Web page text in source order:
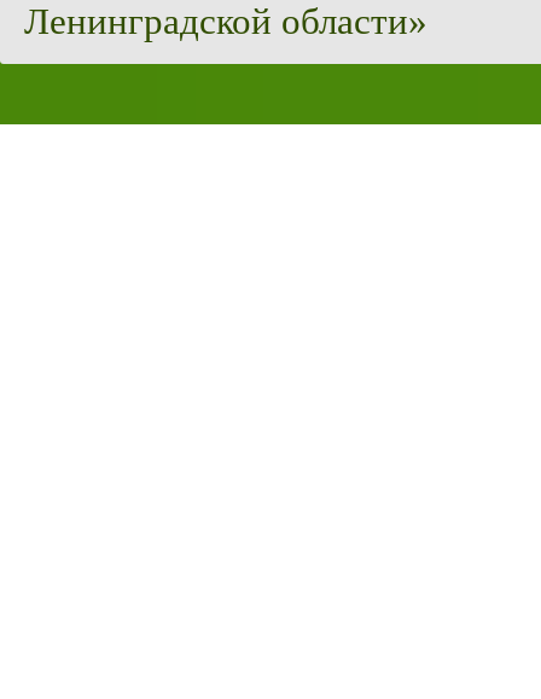
Ленинградской области»